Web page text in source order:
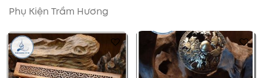
Phụ Kiện Trầm Hương